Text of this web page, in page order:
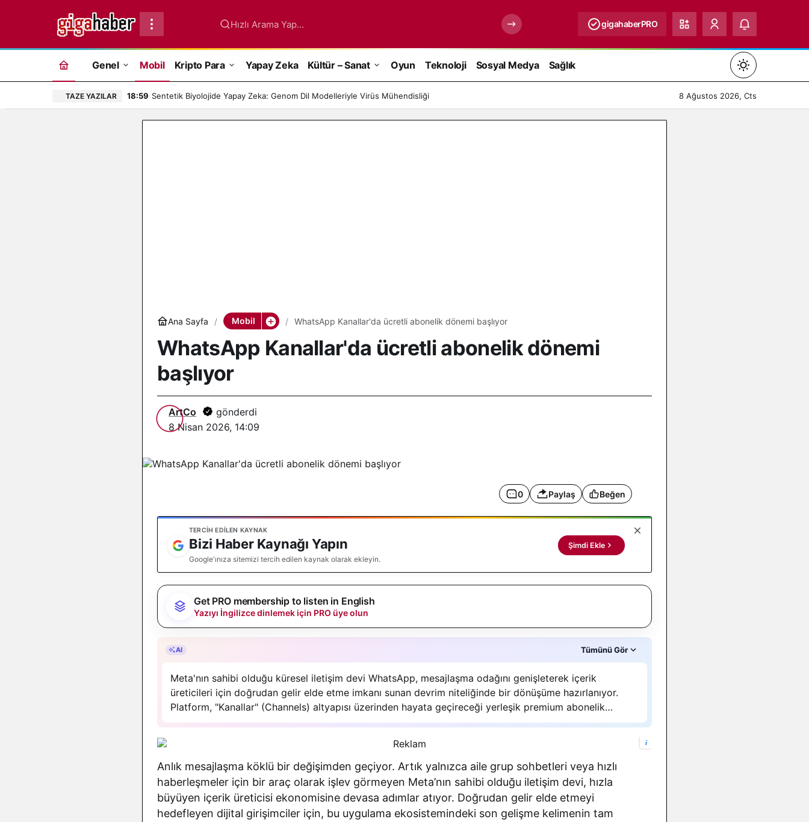
Hızlı Arama Yap... gigahaberPRO
Genel Mobil Kripto Para Yapay Zeka Kültür – Sanat Oyun Teknoloji Sosyal Medya Sağlık
Mod
değiştir
TAZE YAZILAR 18:59 Sentetik Biyolojide Yapay Zeka: Genom Dil Modelleriyle Virüs Mühendisliği 8 Ağustos 2026, Cts
Ana Sayfa Mobil WhatsApp Kanallar'da ücretli abonelik dönemi başlıyor
WhatsApp Kanallar'da ücretli abonelik dönemi
başlıyor
ArtCo
gönderdi
8 Nisan 2026, 14:09
0 Paylaş Beğen
TERCIH EDILEN KAYNAK
Bizi Haber Kaynağı Yapın
Google'ınıza sitemizi tercih edilen kaynak olarak ekleyin.
Şimdi Ekle
Get PRO membership to listen in English
Yazıyı İngilizce dinlemek için PRO üye olun
AI Tümünü Gör
Meta'nın sahibi olduğu küresel iletişim devi WhatsApp, mesajlaşma odağını genişleterek içerik
üreticileri için doğrudan gelir elde etme imkanı sunan devrim niteliğinde bir dönüşüme hazırlanıyor.
Platform, "Kanallar" (Channels) altyapısı üzerinden hayata geçireceği yerleşik premium abonelik
i
Anlık mesajlaşma köklü bir değişimden geçiyor. Artık yalnızca aile grup sohbetleri veya hızlı
haberleşmeler için bir araç olarak işlev görmeyen Meta’nın sahibi olduğu iletişim devi, hızla
büyüyen içerik üreticisi ekonomisine devasa adımlar atıyor. Doğrudan gelir elde etmeyi
hedefleyen dijital girişimciler için, bu uygulama ekosistemindeki son gelişme kelimenin tam